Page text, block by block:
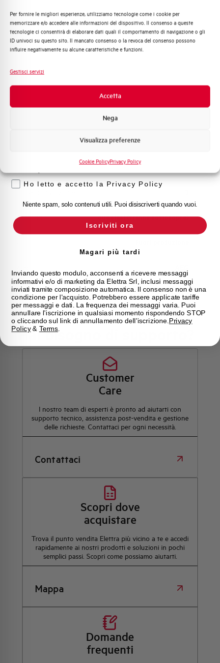
Per fornire le migliori esperienze, utilizziamo tecnologie come i cookie per
memorizzare e/o accedere alle informazioni del dispositivo. Il consenso a queste
tecnologie ci consentirà di elaborare dati quali il comportamento di navigazione o gli
ID univoci su questo sito. Il mancato consenso o la revoca del consenso possono
influire negativamente su alcune caratteristiche e funzioni.
Gestisci servizi
Accetta
Nega
Visualizza preferenze
Cookie PolicyPrivacy Policy
Capacità dei terminali 1…35 mm²
Temperatura di riferimento (°C)
Montaggio qualsiasi (tranne sottosopra)
Hai bisogno di supporto?
Customer
Care
l nostro team di esperti è pronto ad aiutarti con
supporto tecnico, assistenza post-vendita e gestione
delle richieste. Contattaci per ogni necessità.
Contattaci
Scopri dove
acquistare
Trova il punto vendita Elettra più vicino a te e accedi
rapidamente ai nostri prodotti e soluzioni in pochi
semplici passi. Scopri come possiamo aiutarti.
Mappa
Domande
frequenti
Quali argomenti ti interessano di più?
Distribuzione di Energia
Automazione Industriale
Sistema Quadri
Promozioni e offerte
Formazione tecnica
Voglio ricevere aggiornamenti, novità di
Ho letto e accetto la Privacy Policy
Niente spam, solo contenuti utili. Puoi disiscriverti quando vuoi.
Iscriviti ora
Magari più tardi
Inviando questo modulo, acconsenti a ricevere messaggi
informativi e/o di marketing da Elettra Srl, inclusi messaggi
inviati tramite composizione automatica. Il consenso non è una
condizione per l'acquisto. Potrebbero essere applicate tariffe
per messaggi e dati. La frequenza dei messaggi varia. Puoi
annullare l'iscrizione in qualsiasi momento rispondendo STOP
o cliccando sul link di annullamento dell'iscrizione. Privacy
Policy& Terms